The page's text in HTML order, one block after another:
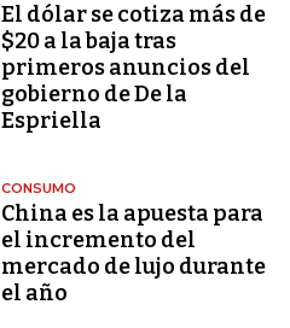
El dólar se cotiza más de
$20 a la baja tras
primeros anuncios del
gobierno de De la
Espriella
CONSUMO
China es la apuesta para
el incremento del
mercado de lujo durante
el año